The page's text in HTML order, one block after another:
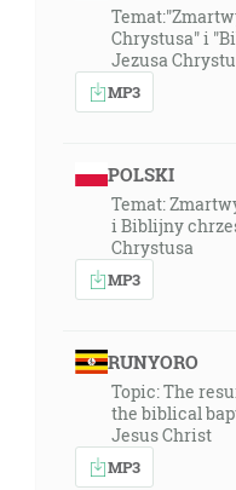
Chrystusa" i
Jezusa
MP3
POLSKI
Temat:
i Biblijny
Chrystusa
MP3
RUNYORO
Topic: The
the biblical
Jesus Christ
MP3